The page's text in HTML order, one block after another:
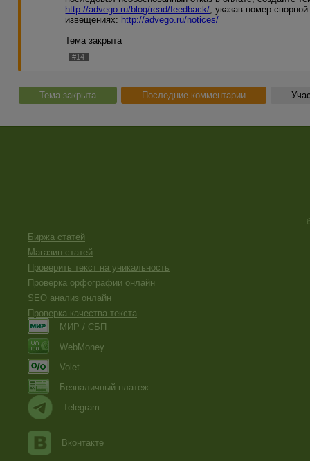
http://advego.ru/blog/read/feedback/, указав номер
извещениях: http://advego.ru/notices/
Тема закрыта
#14
Тема закрыта Последние комментарии
Биржа статей
Магазин статей
Проверить текст на уникальность
Проверка орфографии онлайн
SEO анализ онлайн
Проверка качества текста
МИР / СБП
WebMoney
Volet
Безналичный платеж
Telegram
Вконтакте